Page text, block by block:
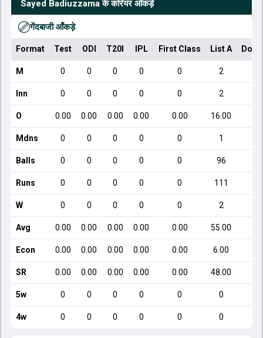
Sayed Badiuzzama के करियर आँकड़े
गेंदबाजी आँकड़े
Format Test ODI T20I IPL First Class List A
M 0 0 0 0 0 2
Inn 0 0 0 0 0 2
O 0.00 0.00 0.00 0.00 0.00 16.00
Mdns 0 0 0 0 0 1
Balls 0 0 0 0 0 96
Runs 0 0 0 0 0 111
W 0 0 0 0 0 2
Avg 0.00 0.00 0.00 0.00 0.00 55.00
Econ 0.00 0.00 0.00 0.00 0.00 6.00
SR 0.00 0.00 0.00 0.00 0.00 48.00
5w 0 0 0 0 0 0
4w 0 0 0 0 0 0